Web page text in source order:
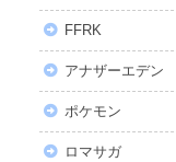
FFRK
アナザーエデン
ポケモン
ロマサガ